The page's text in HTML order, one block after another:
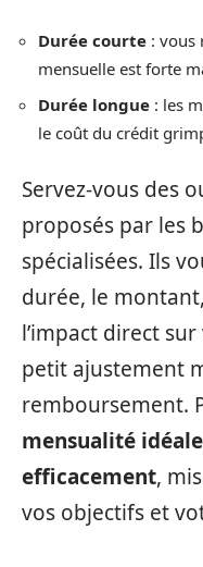
Durée courte : vous
mensuelle est forte
Durée longue : les
le coût du crédit
Servez-vous des
proposés par les
spécialisées. Ils
durée, le
l’impact direct
petit ajustement
remboursement.
mensualité
efficacement,
vos objectifs et